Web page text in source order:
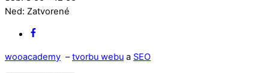
Ned: Zatvorené
wooacademy –tvorbu webu a SEO